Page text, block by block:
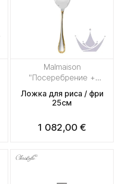
Malmaison
"Посеребрение +
узорная позолота"
Ложка для риса / фри
25см
1 082,00 €